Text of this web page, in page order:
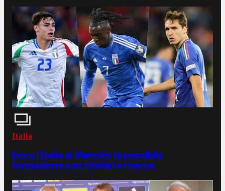
Italia
Ecco l'Italia di Mancini: la possibile
formazione con titolari e riserve